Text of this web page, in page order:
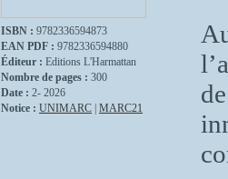
ISBN : 9782336594873
EAN PDF : 9782336594880
Éditeur : Editions L'Harmattan
Nombre de pages : 300
Date : 2- 2026
Notice : UNIMARC MARC21